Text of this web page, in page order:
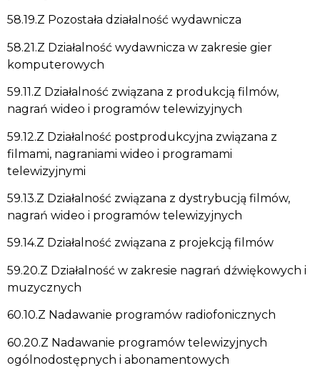
58.19.Z Pozostała działalność wydawnicza
58.21.Z Działalność wydawnicza w zakresie gier
komputerowych
59.11.Z Działalność związana z produkcją filmów,
nagrań wideo i programów telewizyjnych
59.12.Z Działalność postprodukcyjna związana z
filmami, nagraniami wideo i programami
telewizyjnymi
59.13.Z Działalność związana z dystrybucją filmów,
nagrań wideo i programów telewizyjnych
59.14.Z Działalność związana z projekcją filmów
59.20.Z Działalność w zakresie nagrań dźwiękowych i
muzycznych
60.10.Z Nadawanie programów radiofonicznych
60.20.Z Nadawanie programów telewizyjnych
ogólnodostępnych i abonamentowych